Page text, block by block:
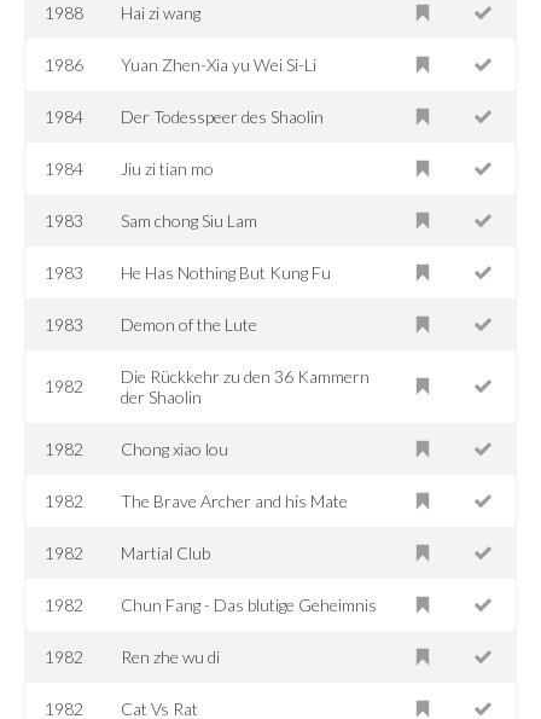
1988 Hai zi wang
1986 Yuan Zhen-Xia yu Wei Si-Li
1984 Der Todesspeer des Shaolin
1984 Jiu zi tian mo
1983 Sam chong Siu Lam
1983 He Has Nothing But Kung Fu
1983 Demon of the Lute
1982
Die Rückkehr zu den 36 Kammern
der Shaolin
1982 Chong xiao lou
1982 The Brave Archer and his Mate
1982 Martial Club
1982 Chun Fang - Das blutige Geheimnis
1982 Ren zhe wu di
1982 Cat Vs Rat